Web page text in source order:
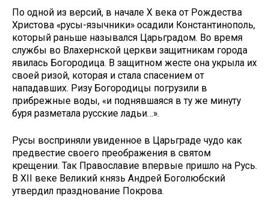
По одной из версий, в начале X века от Рождества
Христова «русы-язычники» осадили Константинополь,
который раньше назывался Царьградом. Во время
службы во Влахернской церкви защитникам города
явилась Богородица. В защитном жесте она укрыла их
своей ризой, которая и стала спасением от
нападавших. Ризу Богородицы погрузили в
прибрежные воды, «и поднявшаяся в ту же минуту
буря разметала русские ладьи…».
Русы восприняли увиденное в Царьграде чудо как
предвестие своего преображения в святом
крещении. Так Православие впервые пришло на Русь.
В XII веке Великий князь Андрей Боголюбский
утвердил празднование Покрова.